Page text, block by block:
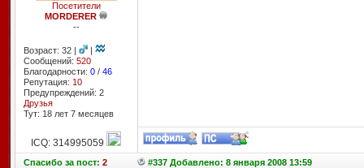
Посетители
MORDERER
--
Возраст: 32 |
|
Сообщений: 520
Благодарности: 0/ 46
Репутация: 10
Предупреждений: 2
Друзья
Тут: 18 лет 7 месяцев
ICQ: 314995059
Спасибоза пост: 2 #337 Добавлено: 8 января 2008 13:59